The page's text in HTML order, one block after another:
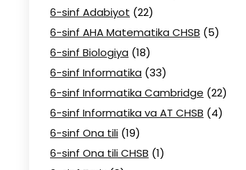
6-sinf Adabiyot (22)
6-sinf AHA Matematika CHSB (5)
6-sinf Biologiya (18)
6-sinf Informatika (33)
6-sinf Informatika Cambridge (22)
6-sinf Informatika va AT CHSB (4)
6-sinf Ona tili (19)
6-sinf Ona tili CHSB (1)